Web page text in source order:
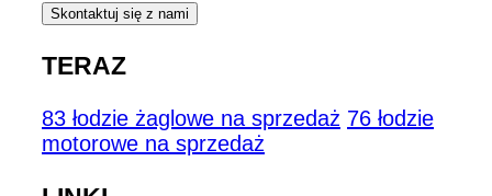
Skontaktuj się z nami
TERAZ
83 łodzie żaglowe na sprzedaż 76 łodzie
motorowe na sprzedaż